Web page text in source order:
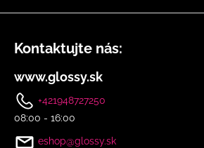
u
Kontaktujte nás:
www.glossy.sk
+421948727250
08:00 - 16:00
eshop@glossy.sk